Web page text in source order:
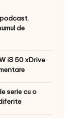
de
i3 50 xDrive
serie cu o